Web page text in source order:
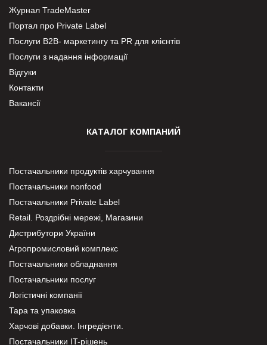
Журнал TradeMaster
Портал про Private Label
Послуги В2В- маркетингу та PR для клієнтів
Послуги з надання інформації
Відгуки
Контакти
Вакансії
КАТАЛОГ КОМПАНИЙ
Постачальники продуктів харчування
Постачальники nonfood
Постачальники Private Label
Retail. Роздрібні мережі, Магазини
Дистрибутори України
Агропромисловий комплекс
Постачальники обладнання
Постачальники послуг
Логістичні компанії
Тара та упаковка
Харчові добавки. Інгредієнти.
Постачальники IT-рішень